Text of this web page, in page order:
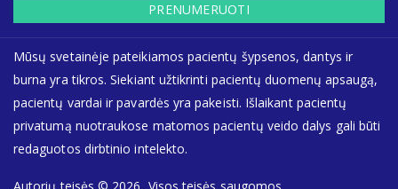
PRENUMERUOTI
Mūsų svetainėje pateikiamos pacientų šypsenos, dantys ir
burna yra tikros. Siekiant užtikrinti pacientų duomenų apsaugą,
pacientų vardai ir pavardės yra pakeisti. Išlaikant pacientų
privatumą nuotraukose matomos pacientų veido dalys gali būti
redaguotos dirbtinio intelekto.